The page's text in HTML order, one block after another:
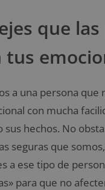
que
tus
a una persona que
con mucha
sus hechos. No
seguras que
a ese tipo de
para que no